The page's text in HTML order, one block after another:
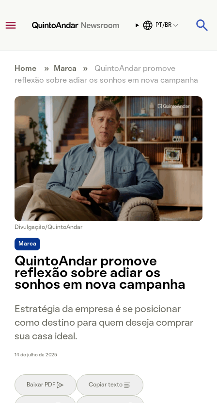
PT/BR
Home » Marca »
QuintoAndar promove
reflexão sobre adiar os sonhos em nova campanha
Divulgação/QuintoAndar
Marca
QuintoAndar promove
reflexão sobre adiar os
sonhos em nova campanha
Estratégia da empresa é se posicionar
como destino para quem deseja comprar
sua casa ideal.
14 de julho de 2025
Baixar PDF Copiar texto